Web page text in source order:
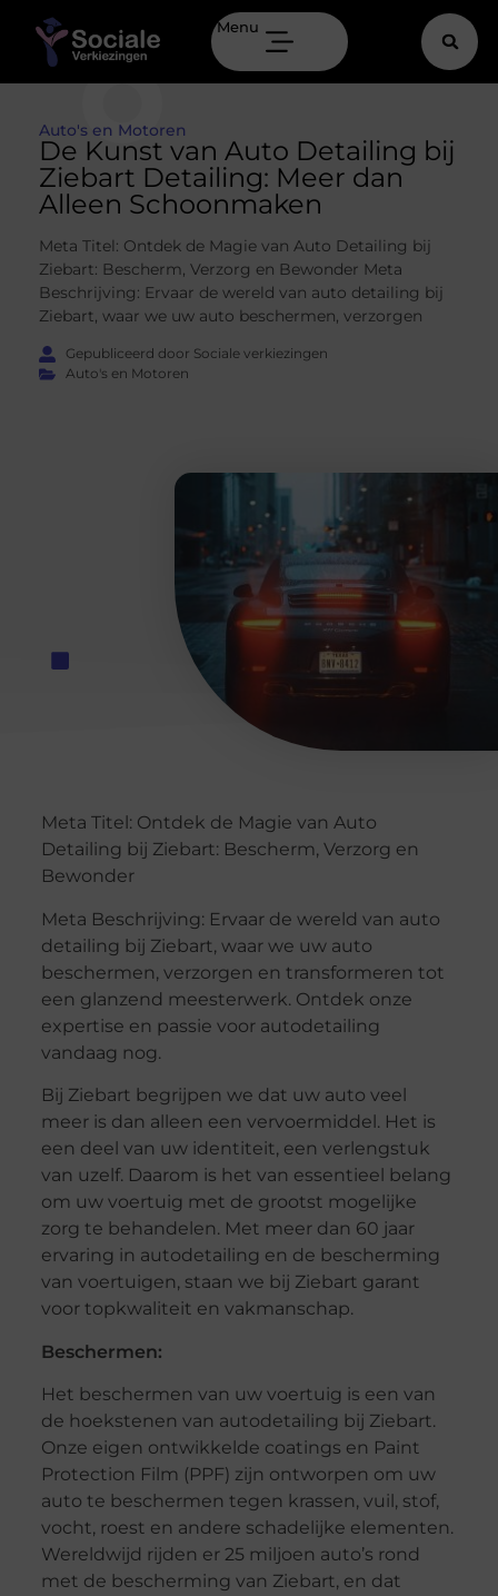
Menu
Auto's en Motoren
De Kunst van Auto Detailing bij
Ziebart Detailing: Meer dan
Alleen Schoonmaken
Meta Titel: Ontdek de Magie van Auto Detailing bij
Ziebart: Bescherm, Verzorg en Bewonder Meta
Beschrijving: Ervaar de wereld van auto detailing bij
Ziebart, waar we uw auto beschermen, verzorgen
Gepubliceerd door Sociale verkiezingen
Auto's en Motoren
Meta Titel: Ontdek de Magie van Auto
Detailing bij Ziebart: Bescherm, Verzorg en
Bewonder
Meta Beschrijving: Ervaar de wereld van auto
detailing bij Ziebart, waar we uw auto
beschermen, verzorgen en transformeren tot
een glanzend meesterwerk. Ontdek onze
expertise en passie voor autodetailing
vandaag nog.
Bij Ziebart begrijpen we dat uw auto veel
meer is dan alleen een vervoermiddel. Het is
een deel van uw identiteit, een verlengstuk
van uzelf. Daarom is het van essentieel belang
om uw voertuig met de grootst mogelijke
zorg te behandelen. Met meer dan 60 jaar
ervaring in autodetailing en de bescherming
van voertuigen, staan we bij Ziebart garant
voor topkwaliteit en vakmanschap.
Beschermen:
Het beschermen van uw voertuig is een van
de hoekstenen van autodetailing bij Ziebart.
Onze eigen ontwikkelde coatings en Paint
Protection Film (PPF) zijn ontworpen om uw
auto te beschermen tegen krassen, vuil, stof,
vocht, roest en andere schadelijke elementen.
Wereldwijd rijden er 25 miljoen auto’s rond
met de bescherming van Ziebart, en dat